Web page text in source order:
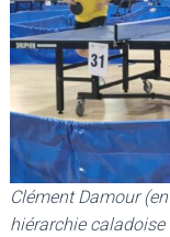
Clément Damour
hiérarchie